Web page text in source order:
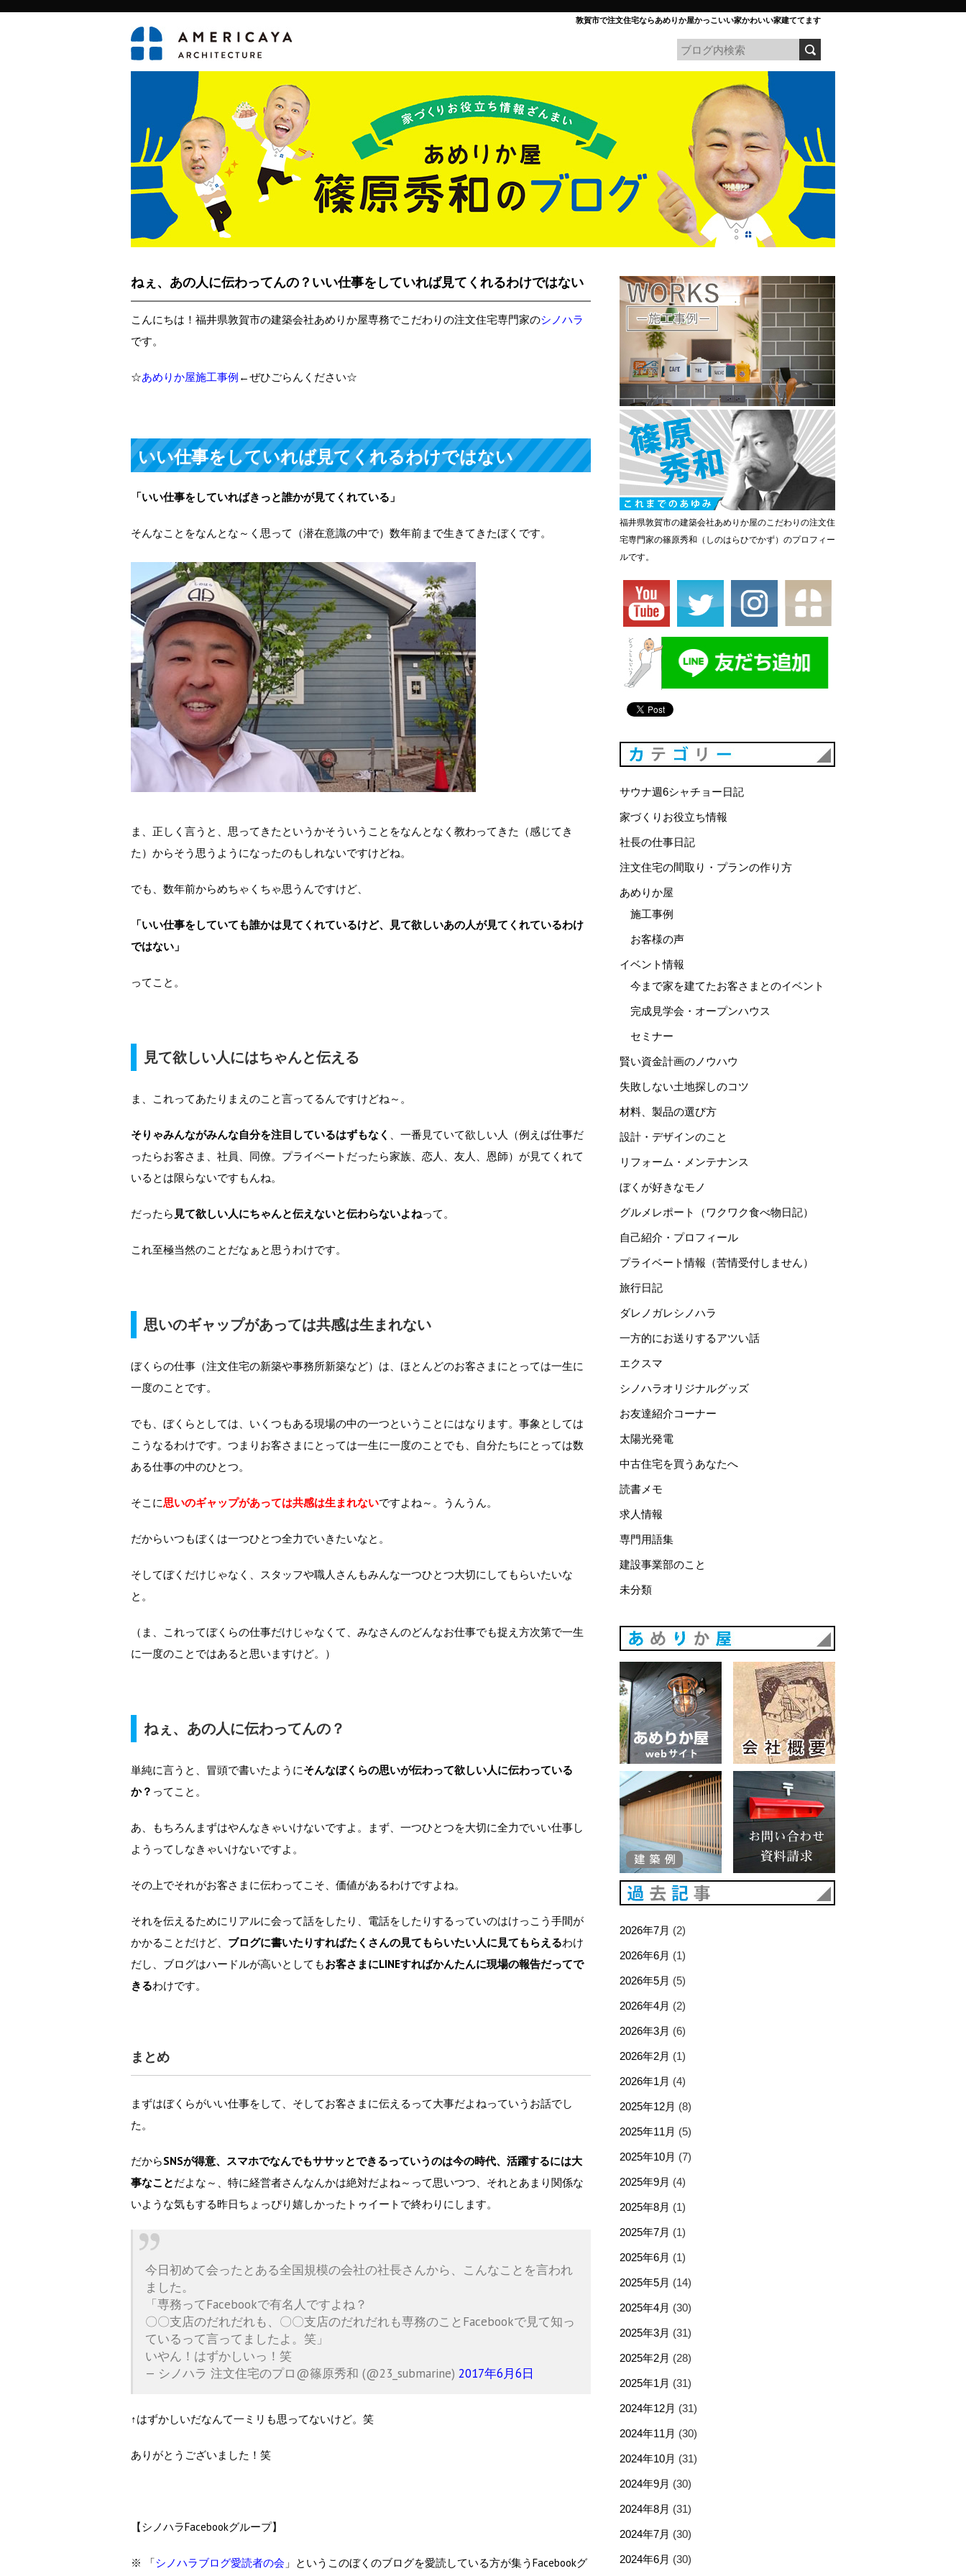
敦賀市で注文住宅ならあめりか屋かっこいい家かわいい家建ててます
ねぇ、あの人に伝わってんの？いい仕事をしていれば見てくれるわけではない
こんにちは！福井県敦賀市の建築会社あめりか屋専務でこだわりの注文住宅専門家のシノハラ
です。
☆あめりか屋施工事例 ←ぜひごらんください☆
いい仕事をしていれば見てくれるわけではない
「いい仕事をしていればきっと誰かが見てくれている」
そんなことをなんとな～く思って（潜在意識の中で）数年前まで生きてきたぼくです。
ま、正しく言うと、思ってきたというかそういうことをなんとなく教わってきた（感じてき
た）からそう思うようになったのもしれないですけどね。
でも、数年前からめちゃくちゃ思うんですけど、
「いい仕事をしていても誰かは見てくれているけど、見て欲しいあの人が見てくれているわけ
ではない」
ってこと。
見て欲しい人にはちゃんと伝える
ま、これってあたりまえのこと言ってるんですけどね～。
そりゃみんながみんな自分を注目しているはずもなく 、一番見ていて欲しい人（例えば仕事だ
ったらお客さま、社員、同僚。プライベートだったら家族、恋人、友人、恩師）が見てくれて
いるとは限らないですもんね。
だったら 見て欲しい人にちゃんと伝えないと伝わらないよねって。
これ至極当然のことだなぁと思うわけです。
思いのギャップがあっては共感は生まれない
ぼくらの仕事（注文住宅の新築や事務所新築など）は、ほとんどのお客さまにとっては一生に
一度のことです。
でも、ぼくらとしては、いくつもある現場の中の一つということにはなります。事象としては
こうなるわけです。つまりお客さまにとっては一生に一度のことでも、自分たちにとっては数
ある仕事の中のひとつ。
そこに思いのギャップがあっては共感は生まれないですよね～。うんうん。
だからいつもぼくは一つひとつ全力でいきたいなと。
そしてぼくだけじゃなく、スタッフや職人さんもみんな一つひとつ大切にしてもらいたいな
と。
（ま、これってぼくらの仕事だけじゃなくて、みなさんのどんなお仕事でも捉え方次第で一生
に一度のことではあると思いますけど。）
ねぇ、あの人に伝わってんの？
単純に言うと、冒頭で書いたようにそんなぼくらの思いが伝わって欲しい人に伝わっている
か？ ってこと。
あ、もちろんまずはやんなきゃいけないですよ。まず、一つひとつを大切に全力でいい仕事し
ようってしなきゃいけないですよ。
その上でそれがお客さまに伝わってこそ、価値があるわけですよね。
それを伝えるためにリアルに会って話をしたり、電話をしたりするっていのはけっこう手間が
かかることだけど、 ブログに書いたりすればたくさんの見てもらいたい人に見てもらえるわけ
だし、ブログはハードルが高いとしてもお客さまにLINEすればかんたんに現場の報告だってで
きるわけです。
まとめ
まずはぼくらがいい仕事をして、そしてお客さまに伝えるって大事だよねっていうお話でし
た。
だからSNSが得意、スマホでなんでもササッとできるっていうのは今の時代、活躍するには大
事なことだよな～、特に経営者さんなんかは絶対だよね～って思いつつ、それとあまり関係な
いような気もする昨日ちょっぴり嬉しかったトゥイートで終わりにします。
今日初めて会ったとある全国規模の会社の社長さんから、こんなことを言われ
ました。
「専務ってFacebookで有名人ですよね？
〇〇支店のだれだれも、〇〇支店のだれだれも専務のことFacebookで見て知っ
ているって言ってましたよ。笑」
いやん！はずかしいっ！笑
— シノハラ 注文住宅のプロ@篠原秀和 (@23_submarine) 2017年6月6日
↑はずかしいだなんて一ミリも思ってないけど。笑
ありがとうございました！笑
【シノハラFacebookグループ】
※ 「シノハラブログ愛読者の会 」というこのぼくのブログを愛読している方が集うFacebookグ
福井県敦賀市の建築会社あめりか屋のこだわりの注文住
宅専門家の篠原秀和（しのはらひでかず）のプロフィー
ルです。
サウナ週6シャチョー日記
家づくりお役立ち情報
社長の仕事日記
注文住宅の間取り・プランの作り方
あめりか屋
施工事例
お客様の声
イベント情報
今まで家を建てたお客さまとのイベント
完成見学会・オープンハウス
セミナー
賢い資金計画のノウハウ
失敗しない土地探しのコツ
材料、製品の選び方
設計・デザインのこと
リフォーム・メンテナンス
ぼくが好きなモノ
グルメレポート（ワクワク食べ物日記）
自己紹介・プロフィール
プライベート情報（苦情受付しません）
旅行日記
ダレノガレシノハラ
一方的にお送りするアツい話
エクスマ
シノハラオリジナルグッズ
お友達紹介コーナー
太陽光発電
中古住宅を買うあなたへ
読書メモ
求人情報
専門用語集
建設事業部のこと
未分類
あめりか屋WEBサイト
2026年7月 (2)
2026年6月 (1)
2026年5月 (5)
2026年4月 (2)
2026年3月 (6)
2026年2月 (1)
2026年1月 (4)
2025年12月 (8)
2025年11月 (5)
2025年10月 (7)
2025年9月 (4)
2025年8月 (1)
2025年7月 (1)
2025年6月 (1)
2025年5月 (14)
2025年4月 (30)
2025年3月 (31)
2025年2月 (28)
2025年1月 (31)
2024年12月 (31)
2024年11月 (30)
2024年10月 (31)
2024年9月 (30)
2024年8月 (31)
2024年7月 (30)
2024年6月 (30)